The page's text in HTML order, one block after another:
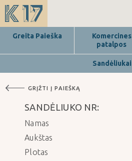
Greita Paieška
Komercines
patalpos
Sandėliukai
GRĮŽTI Į PAIEŠKĄ
SANDĖLIUKO NR:
Namas
Aukštas
Plotas